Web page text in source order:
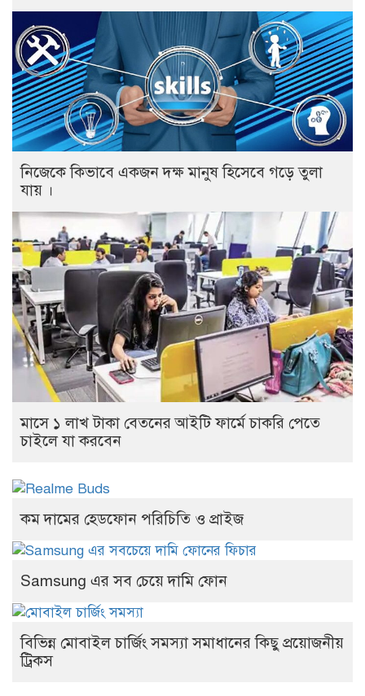
নিজেকে কিভাবে একজন দক্ষ মানুষ হিসেবে গড়ে তুলা
যায় ।
মাসে ১ লাখ টাকা বেতনের আইটি ফার্মে চাকরি পেতে
চাইলে যা করবেন
কম দামের হেডফোন পরিচিতি ও প্রাইজ
Samsung এর সব চেয়ে দামি ফোন
বিভিন্ন মোবাইল চার্জিং সমস্যা সমাধানের কিছু প্রয়োজনীয়
ট্রিকস